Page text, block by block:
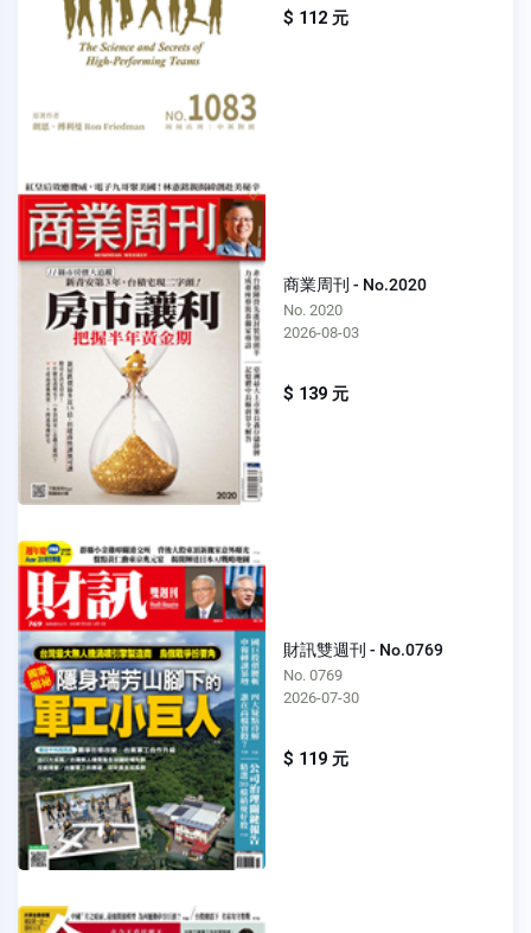
$ 112 元
商業周刊 - No.2020
No. 2020
2026-08-03
$ 139 元
財訊雙週刊 - No.0769
No. 0769
2026-07-30
$ 119 元